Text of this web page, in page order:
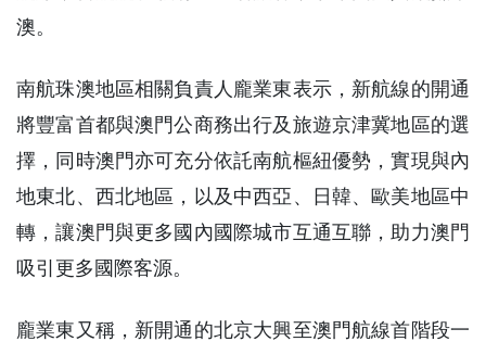
澳。
南航珠澳地區相關負責人龐業東表示，新航線的開通
將豐富首都與澳門公商務出行及旅遊京津冀地區的選
擇，同時澳門亦可充分依託南航樞紐優勢，實現與內
地東北、西北地區，以及中西亞、日韓、歐美地區中
轉，讓澳門與更多國內國際城市互通互聯，助力澳門
吸引更多國際客源。
龐業東又稱，新開通的北京大興至澳門航線首階段一